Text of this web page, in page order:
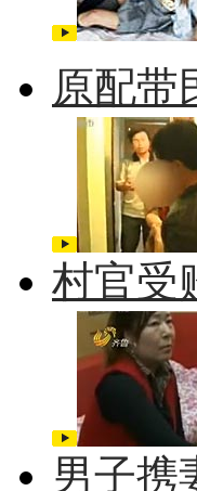
原配带
村官受
男子携